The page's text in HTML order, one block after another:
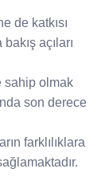
de katkısı
açıları
sahip olmak
son derece
farklılıklara